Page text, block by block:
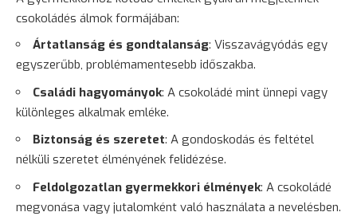
csokoládés álmok formájában:
Ártatlanság és gondtalanság: Visszavágyódás egy
egyszerűbb, problémamentesebb időszakba.
Családi hagyományok: A csokoládé mint ünnepi vagy
különleges alkalmak emléke.
Biztonság és szeretet: A gondoskodás és feltétel
nélküli szeretet élményének felidézése.
Feldolgozatlan gyermekkori élmények: A csokoládé
megvonása vagy jutalomként való használata a nevelésben.